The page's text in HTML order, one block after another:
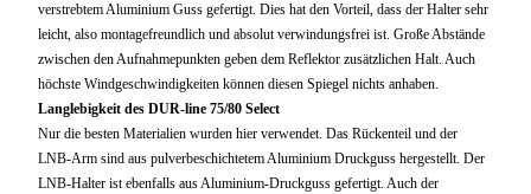
verstrebtem Aluminium Guss gefertigt. Dies hat den Vorteil, dass der Halter sehr
leicht, also montagefreundlich und absolut verwindungsfrei ist. Große Abstände
zwischen den Aufnahmepunkten geben dem Reflektor zusätzlichen Halt. Auch
höchste Windgeschwindigkeiten können diesen Spiegel nichts anhaben.
Langlebigkeit des DUR-line 75/80 Select
Nur die besten Materialien wurden hier verwendet. Das Rückenteil und der
LNB-Arm sind aus pulverbeschichtetem Aluminium Druckguss hergestellt. Der
LNB-Halter ist ebenfalls aus Aluminium-Druckguss gefertigt. Auch der